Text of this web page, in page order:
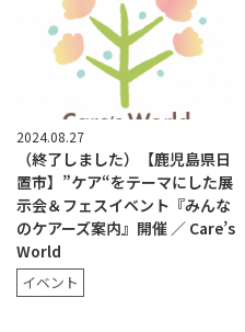
2024.08.27
（終了しました）【鹿児島県日
置市】”ケア“をテーマにした展
示会＆フェスイベント『みんな
のケアーズ案内』開催 ／ Care’s
World
イベント